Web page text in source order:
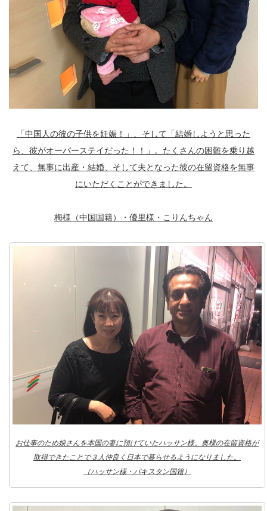
「中国人の彼の子供を妊娠！」、そして「結婚しようと思った
ら、彼がオーバーステイだった！！」。たくさんの困難を乗り越
えて、無事に出産・結婚、そして夫となった彼の在留資格を無事
にいただくことができました。
梅様（中国国籍）・優里様・こりんちゃん
お仕事のため娘さんを本国の妻に預けていたハッサン様。奥様の在留資格が
取得できたことで３人仲良く日本で暮らせるようになりました。
（ハッサン様・パキスタン国籍）